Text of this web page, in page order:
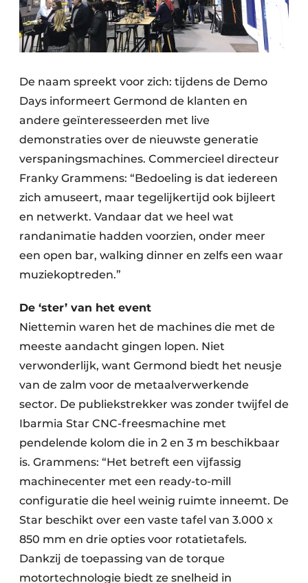
De naam spreekt voor zich: tijdens de Demo
Days informeert Germond de klanten en
andere geïnteresseerden met live
demonstraties over de nieuwste generatie
verspaningsmachines. Commercieel directeur
Franky Grammens: “Bedoeling is dat iedereen
zich amuseert, maar tegelijkertijd ook bijleert
en netwerkt. Vandaar dat we heel wat
randanimatie hadden voorzien, onder meer
een open bar, walking dinner en zelfs een waar
muziekoptreden.”
De ‘ster’ van het event
Niettemin waren het de machines die met de
meeste aandacht gingen lopen. Niet
verwonderlijk, want Germond biedt het neusje
van de zalm voor de metaalverwerkende
sector. De publiekstrekker was zonder twijfel de
Ibarmia Star CNC-freesmachine met
pendelende kolom die in 2 en 3 m beschikbaar
is. Grammens: “Het betreft een vijfassig
machinecenter met een ready-to-mill
configuratie die heel weinig ruimte inneemt. De
Star beschikt over een vaste tafel van 3.000 x
850 mm en drie opties voor rotatietafels.
Dankzij de toepassing van de torque
motortechnologie biedt ze snelheid in